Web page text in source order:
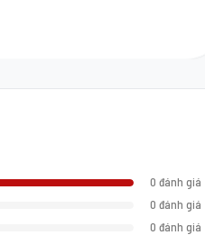
0 đánh giá
0 đánh giá
0 đánh giá